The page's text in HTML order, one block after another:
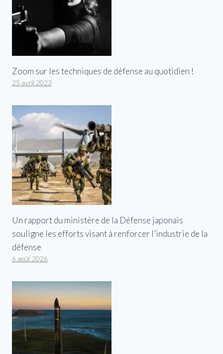
Zoom sur les techniques de défense au quotidien !
25 avril 2023
Un rapport du ministère de la Défense japonais
souligne les efforts visant à renforcer l’industrie de la
défense
6 août 2026